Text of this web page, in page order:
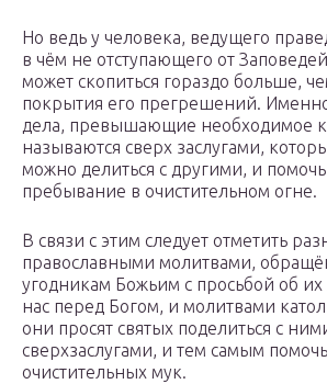
Но ведь у человека, ведущего
в чём не отступающего от
может скопиться гораздо больше,
покрытия его прегрешений.
дела, превышающие необходимое
называются сверх заслугами,
можно делиться с другими, и
пребывание в очистительном огне.
В связи с этим следует отметить
православными молитвами,
угодникам Божьим с просьбой об их
нас перед Богом, и молитвами
они просят святых поделиться с
сверхзаслугами, и тем самым
очистительных мук.